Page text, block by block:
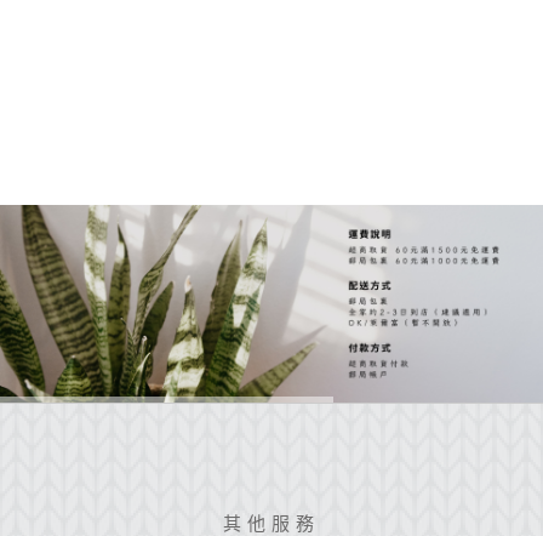
其他服務